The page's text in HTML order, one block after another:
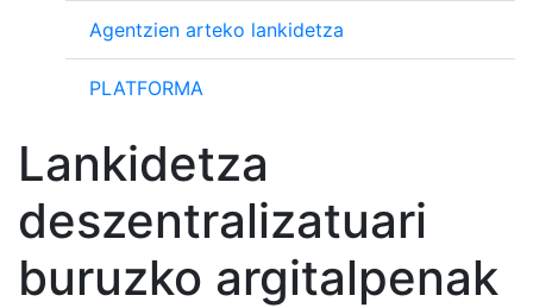
Agentzien arteko lankidetza
PLATFORMA
Lankidetza
deszentralizatuari
buruzko argitalpenak